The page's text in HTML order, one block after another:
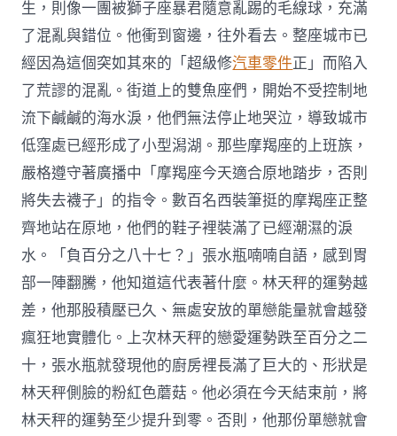
生，則像一團被獅子座暴君隨意亂踢的毛線球，充滿
了混亂與錯位。他衝到窗邊，往外看去。整座城市已
經因為這個突如其來的「超級修汽車零件正」而陷入
了荒謬的混亂。街道上的雙魚座們，開始不受控制地
流下鹹鹹的海水淚，他們無法停止地哭泣，導致城市
低窪處已經形成了小型潟湖。那些摩羯座的上班族，
嚴格遵守著廣播中「摩羯座今天適合原地踏步，否則
將失去襪子」的指令。數百名西裝筆挺的摩羯座正整
齊地站在原地，他們的鞋子裡裝滿了已經潮濕的淚
水。「負百分之八十七？」張水瓶喃喃自語，感到胃
部一陣翻騰，他知道這代表著什麼。林天秤的運勢越
差，他那股積壓已久、無處安放的單戀能量就會越發
瘋狂地實體化。上次林天秤的戀愛運勢跌至百分之二
十，張水瓶就發現他的廚房裡長滿了巨大的、形狀是
林天秤側臉的粉紅色蘑菇。他必須在今天結束前，將
林天秤的運勢至少提升到零。否則，他那份單戀就會